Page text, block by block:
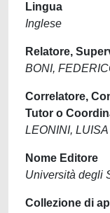
Lingua
Inglese
Relatore,
BONI,
Correlatore,
Tutor o
LEONINI,
Nome Editore
Università degli
Collezione di